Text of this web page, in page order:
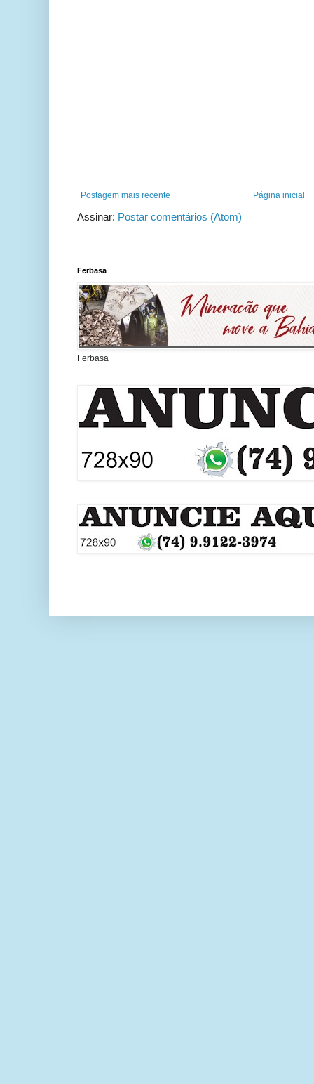
Postagem mais recente Página inicial
Assinar: Postar comentários (Atom)
Ferbasa
Ferbasa